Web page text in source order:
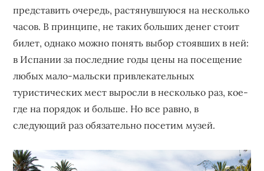
представить очередь, растянувшуюся на несколько
часов. В принципе, не таких больших денег стоит
билет, однако можно понять выбор стоявших в ней:
в Испании за последние годы цены на посещение
любых мало-мальски привлекательных
туристических мест выросли в несколько раз, кое-
где на порядок и больше. Но все равно, в
следующий раз обязательно посетим музей.